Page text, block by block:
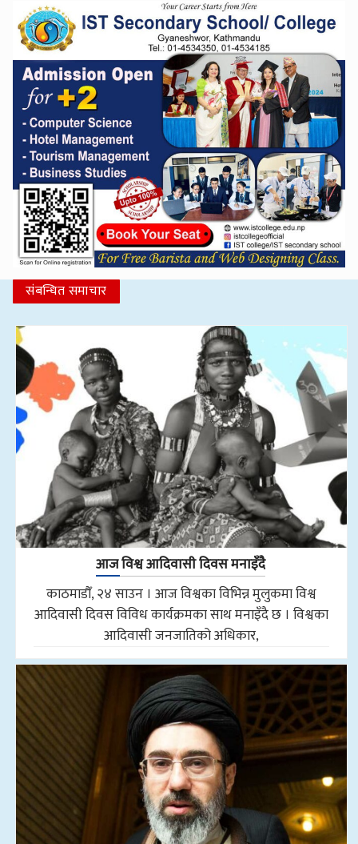
संबन्धित समाचार
आज विश्व आदिवासी दिवस मनाइँदै
काठमाडौँ, २४ साउन । आज विश्वका विभिन्न मुलुकमा विश्व
आदिवासी दिवस विविध कार्यक्रमका साथ मनाइँदै छ । विश्वका
आदिवासी जनजातिको अधिकार,